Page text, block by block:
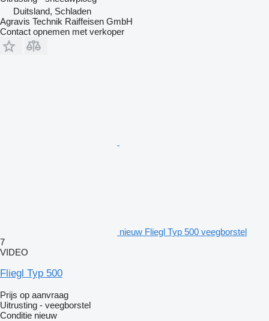
Duitsland, Schladen
Agravis Technik Raiffeisen GmbH
Contact opnemen met verkoper
nieuw Fliegl Typ 500 veegborstel
7
VIDEO
Fliegl Typ 500
Prijs op aanvraag
Uitrusting - veegborstel
Conditie nieuw